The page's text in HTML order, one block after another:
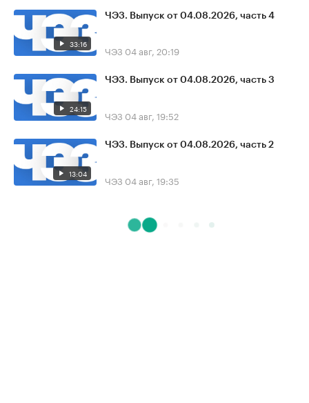
33:16
ЧЭЗ. Выпуск от 04.08.2026, часть 4
ЧЭЗ 04 авг, 20:19
24:15
ЧЭЗ. Выпуск от 04.08.2026, часть 3
ЧЭЗ 04 авг, 19:52
13:04
ЧЭЗ. Выпуск от 04.08.2026, часть 2
ЧЭЗ 04 авг, 19:35